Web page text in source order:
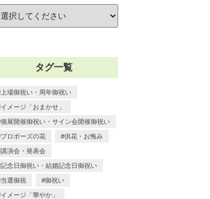
タグ一覧
上場御祝い・周年御祝い
イメージ「おまかせ」
個展開催御祝い・サイン会開催御祝い
プロポーズの花 供花・お悔み
講演会・発表会
記念日御祝い・結婚記念日御祝い
当選御祝 御祝い
イメージ「華やか」